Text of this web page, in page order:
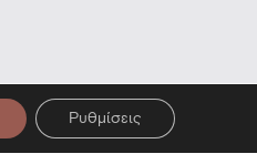
Ρυθμίσεις